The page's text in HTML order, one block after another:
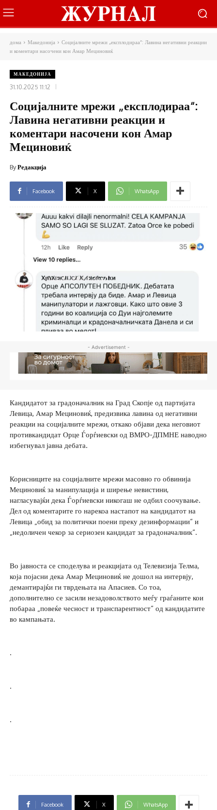
дома Македонија
Социјалните мрежи „експлодираа“: Лавина негативни реакции
и коментари насочени кон Амар Мециновиќ
МАКЕДОНИЈА
31.10.2025 11:12
Социјалните мрежи „експлодираа“:
Лавина негативни реакции и
коментари насочени кон Амар
Мециновиќ
ByРедакција
Facebook X WhatsApp
- Advertisement -
Кандидатот за градоначалник на Град Скопје од партијата
Левица, Амар Мециновиќ, предизвика лавина од негативни
реакции на социјалните мрежи, откако објави дека неговиот
противкандидат Орце Ѓорѓиевски од ВМРО-ДПМНЕ наводно
избегнувал јавна дебата.
Корисниците на социјалните мрежи масовно го обвинија
Мециновиќ за манипулација и ширење невистини,
нагласувајќи дека Ѓорѓиевски никогаш не одбил соочување.
Дел од коментарите го нарекоа настапот на кандидатот на
Левица „обид за политички поени преку дезинформации“ и
„недоличен чекор за сериозен кандидат за градоначалник“.
Во јавноста се споделува и реакцијата од Телевизија Телма,
која појасни дека Амар Мециновиќ не дошол на интервју,
демантирајќи ги тврдењата на Апасиев. Со тоа,
дополнително се засили незадоволството меѓу граѓаните кои
побараа „повеќе чесност и транспарентност“ од кандидатите
во кампањата.
.
.
.
Facebook X WhatsApp